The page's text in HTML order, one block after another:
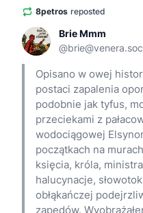
8petros reposted
Brie Mmm
@
Opisano w owej
postaci zapalenia
podobnie jak tyfus,
przeciekami z
wodociągowej
początkach na
księcia, króla,
halucynacje,
obłąkańczej
zapędów.